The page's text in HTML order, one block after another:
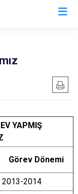
YAPMIŞ
Görev Dönemi
2013-2014